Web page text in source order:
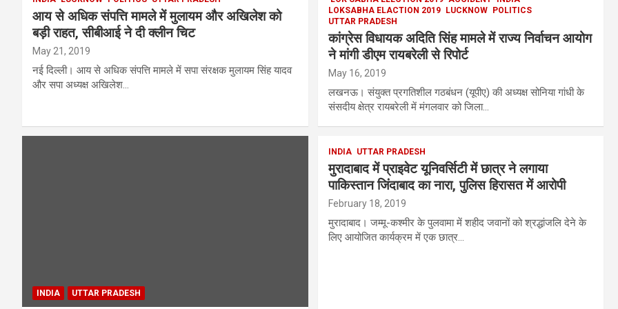
आय से अधिक संपत्ति मामले में मुलायम और अखिलेश को
बड़ी राहत, सीबीआई ने दी क्लीन चिट
May 21, 2019
नई दिल्ली। आय से अधिक संपत्ति मामले में सपा संरक्षक मुलायम सिंह यादव
और सपा अध्यक्ष अखिलेश…
LOKSABHA ELACTION 2019 LUCKNOW POLITICS
UTTAR PRADESH
कांग्रेस विधायक अदिति सिंह मामले में राज्य निर्वाचन आयोग
ने मांगी डीएम रायबरेली से रिपोर्ट
May 16, 2019
लखनऊ। संयुक्त प्रगतिशील गठबंधन (यूपीए) की अध्यक्ष सोनिया गांधी के
संसदीय क्षेत्र रायबरेली में मंगलवार को जिला…
INDIA UTTAR PRADESH
INDIA UTTAR PRADESH
मुरादाबाद में प्राइवेट यूनिवर्सिटी में छात्र ने लगाया
पाकिस्तान जिंदाबाद का नारा, पुलिस हिरासत में आरोपी
February 18, 2019
मुरादाबाद। जम्मू-कश्मीर के पुलवामा में शहीद जवानों को श्रद्धांजलि देने के
लिए आयोजित कार्यक्रम में एक छात्र…